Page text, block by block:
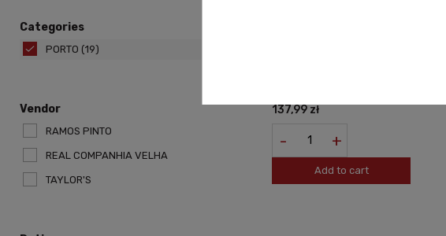
Categories
PORTO (19)
Vendor
RAMOS PINTO
REAL COMPANHIA VELHA
TAYLOR'S
137,99 zł
- +
Add to cart